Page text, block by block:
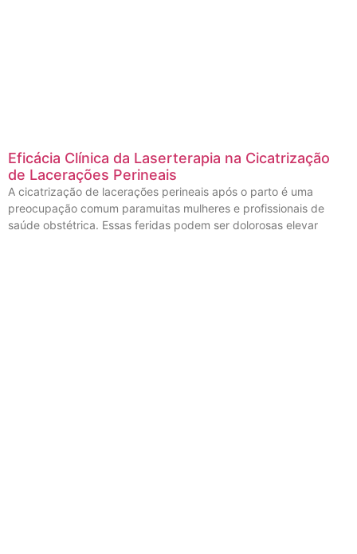
Eficácia Clínica da Laserterapia na Cicatrização
de Lacerações Perineais
A cicatrização de lacerações perineais após o parto é uma
preocupação comum paramuitas mulheres e profissionais de
saúde obstétrica. Essas feridas podem ser dolorosas elevar